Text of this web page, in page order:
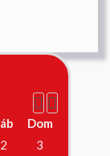
Próximo
año
Próximo
mes
Dom
2
3